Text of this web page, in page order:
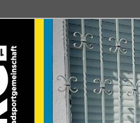
ERG 1900 e.V
Willkommen bei der Essener